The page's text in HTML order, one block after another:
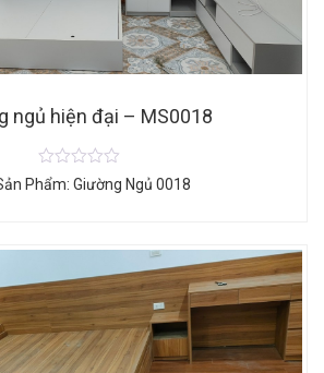
ngủ hiện đại – MS0018
Phẩm: Giường Ngủ 0018